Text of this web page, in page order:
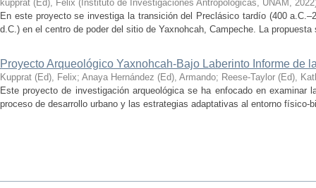
kupprat (Ed), Felix ( Instituto de Investigaciones Antropológicas, UNAM , 2022
En este proyecto se investiga la transición del Preclásico tardío (400
d.C.) en el centro de poder del sitio de Yaxnohcah, Campeche. La
Proyecto Arqueológico Yaxnohcah-Bajo Laberinto Informe de
Kupprat (Ed), Felix; Anaya Hernández (Ed), Armando; Reese-Taylor (Ed),
Este proyecto de investigación arqueológica se ha enfocado en examinar
proceso de desarrollo urbano y las estrategias adaptativas al entorno físico-